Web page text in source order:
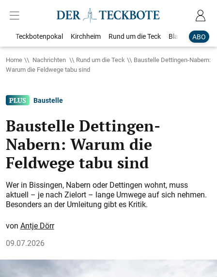
ABO
Teckbotenpokal Kirchheim Rund um die Teck Blaulicht
Home Nachrichten Rund um die Teck
Baustelle Dettingen-Nabern:
Warum die Feldwege tabu sind
Baustelle
Baustelle Dettingen-
Nabern: Warum die
Feldwege tabu sind
Wer in Bissingen, Nabern oder Dettingen wohnt, muss
aktuell – je nach Zielort – lange Umwege auf sich nehmen.
Besonders an der Umleitung gibt es Kritik.
Antje Dörr
09.07.2026